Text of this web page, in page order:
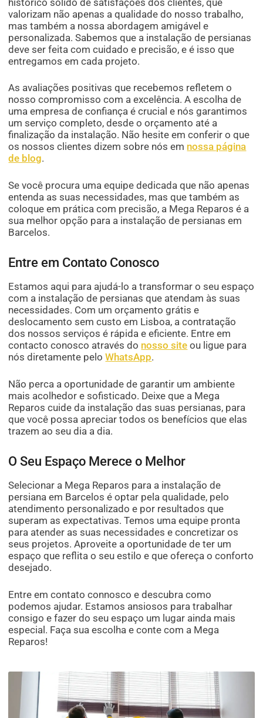
valorizam não apenas a qualidade do nosso trabalho,
mas também a nossa abordagem amigável e
personalizada. Sabemos que a instalação de persianas
deve ser feita com cuidado e precisão, e é isso que
entregamos em cada projeto.
As avaliações positivas que recebemos refletem o
nosso compromisso com a excelência. A escolha de
uma empresa de confiança é crucial e nós garantimos
um serviço completo, desde o orçamento até a
finalização da instalação. Não hesite em conferir o que
os nossos clientes dizem sobre nós em nossa página
de blog.
Se você procura uma equipe dedicada que não apenas
entenda as suas necessidades, mas que também as
coloque em prática com precisão, a Mega Reparos é a
sua melhor opção para a instalação de persianas em
Barcelos.
Entre em Contato Conosco
Estamos aqui para ajudá-lo a transformar o seu espaço
com a instalação de persianas que atendam às suas
necessidades. Com um orçamento grátis e
deslocamento sem custo em Lisboa, a contratação
dos nossos serviços é rápida e eficiente. Entre em
contacto conosco através do nosso site ou ligue para
nós diretamente peloWhatsApp.
Não perca a oportunidade de garantir um ambiente
mais acolhedor e sofisticado. Deixe que a Mega
Reparos cuide da instalação das suas persianas, para
que você possa apreciar todos os benefícios que elas
trazem ao seu dia a dia.
O Seu Espaço Merece o Melhor
Selecionar a Mega Reparos para a instalação de
persiana em Barcelos é optar pela qualidade, pelo
atendimento personalizado e por resultados que
superam as expectativas. Temos uma equipe pronta
para atender as suas necessidades e concretizar os
seus projetos. Aproveite a oportunidade de ter um
espaço que reflita o seu estilo e que ofereça o conforto
desejado.
Entre em contato connosco e descubra como
podemos ajudar. Estamos ansiosos para trabalhar
consigo e fazer do seu espaço um lugar ainda mais
especial. Faça sua escolha e conte com a Mega
Reparos!